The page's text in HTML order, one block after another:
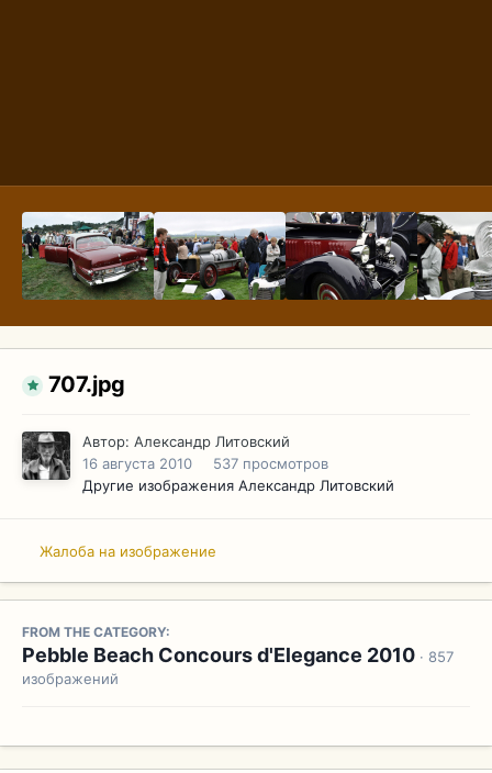
707.jpg
Автор: Александр Литовский
16 августа 2010
537 просмотров
Другие изображения Александр Литовский
Жалоба на изображение
FROM THE CATEGORY:
Pebble Beach Concours d'Elegance 2010 · 857
изображений